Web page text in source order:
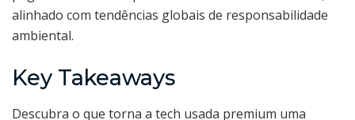
alinhado com tendências globais de responsabilidade
ambiental.
Key Takeaways
Descubra o que torna a tech usada premium uma